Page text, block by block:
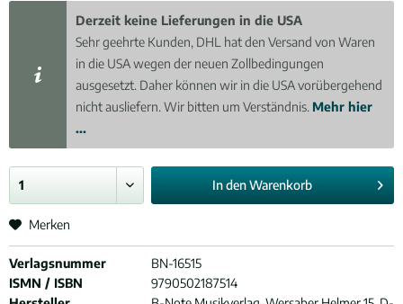
Derzeit keine Lieferungen in die USA
Sehr geehrte Kunden, DHL hat den Versand von Waren
in die USA wegen der neuen Zollbedingungen
ausgesetzt. Daher können wir in die USA vorübergehend
nicht ausliefern. Wir bitten um Verständnis. Mehr hier
...
In denWarenkorb
Merken
Verlagsnummer
BN-16515
ISMN / ISBN
9790502187514